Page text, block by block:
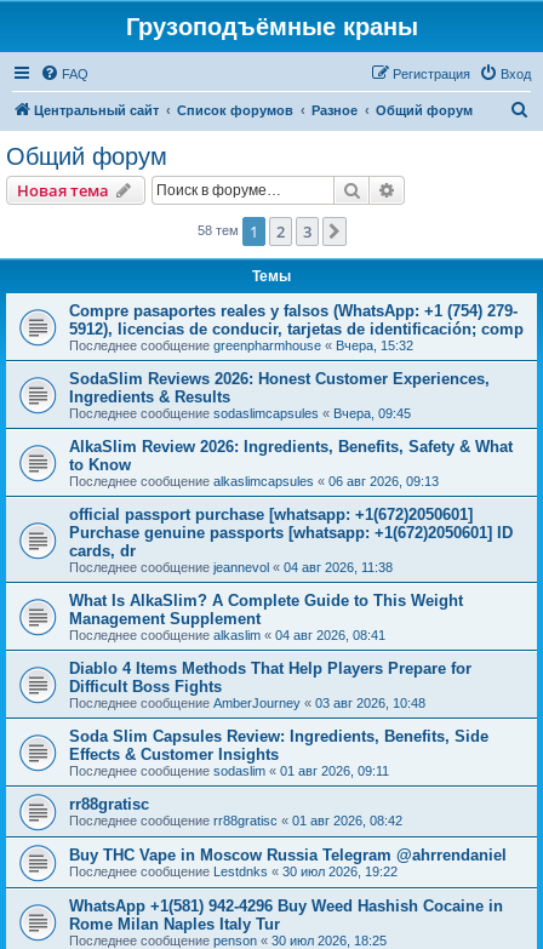
Грузоподъёмные краны
FAQ Вход
Регистрация
Центральный сайт Список форумов Разное Общий форум
Общий форум
Новая тема Поиск
58 тем 1 2 3
Темы
Compre pasaportes reales y falsos (WhatsApp: +1 (754) 279-
5912), licencias de conducir, tarjetas de identificación; comp
Последнее сообщение greenpharmhouse « Вчера, 15:32
SodaSlim Reviews 2026: Honest Customer Experiences,
Ingredients & Results
Последнее сообщение sodaslimcapsules « Вчера, 09:45
AlkaSlim Review 2026: Ingredients, Benefits, Safety & What
to Know
Последнее сообщение alkaslimcapsules « 06 авг 2026, 09:13
official passport purchase [whatsapp: +1(672)2050601]
Purchase genuine passports [whatsapp: +1(672)2050601] ID
cards, dr
Последнее сообщение jeannevol « 04 авг 2026, 11:38
What Is AlkaSlim? A Complete Guide to This Weight
Management Supplement
Последнее сообщение alkaslim « 04 авг 2026, 08:41
Diablo 4 Items Methods That Help Players Prepare for
Difficult Boss Fights
Последнее сообщение AmberJourney « 03 авг 2026, 10:48
Soda Slim Capsules Review: Ingredients, Benefits, Side
Effects & Customer Insights
Последнее сообщение sodaslim « 01 авг 2026, 09:11
rr88gratisc
Последнее сообщение rr88gratisc « 01 авг 2026, 08:42
Buy THC Vape in Moscow Russia Telegram @ahrrendaniel
Последнее сообщение Lestdnks « 30 июл 2026, 19:22
WhatsApp +1(581) 942-4296 Buy Weed Hashish Cocaine in
Rome Milan Naples Italy Tur
Последнее сообщение penson « 30 июл 2026, 18:25